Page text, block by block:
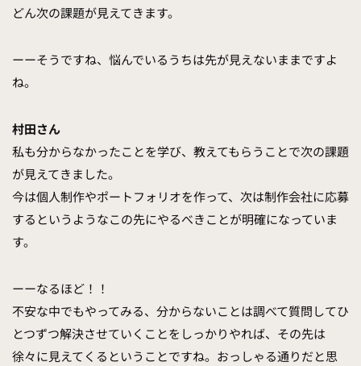
どん次の課題が見えてきます。
ーーそうですね、悩んでいるうちは先が見えないままですよ
ね。
村田さん
私も分からなかったことを学び、教えてもらうことで次の課題
が見えてきました。
今は個人制作やポートフォリオを作って、次は制作会社に応募
するというようなこの先にやるべきことが明確になっていま
す。
ーーなるほど！！
不安な中でもやってみる、分からないことは調べて質問してひ
とつずつ解決させていくことをしっかりやれば、その先は
徐々に見えてくるということですね。おっしゃる通りだと思